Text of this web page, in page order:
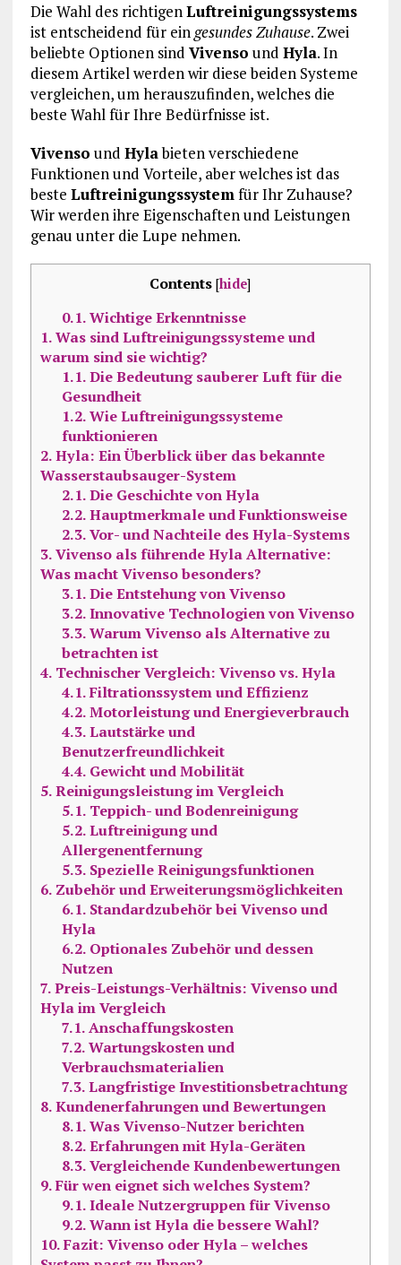
Die Wahl des richtigenLuftreinigungssystems
ist entscheidend für eingesundes Zuhause. Zwei
beliebte Optionen sind Vivenso und Hyla. In
diesem Artikel werden wir diese beiden Systeme
vergleichen, um herauszufinden, welches die
beste Wahl für Ihre Bedürfnisse ist.
Vivenso und Hylabieten verschiedene
Funktionen und Vorteile, aber welches ist das
beste Luftreinigungssystemfür Ihr Zuhause?
Wir werden ihre Eigenschaften und Leistungen
genau unter die Lupe nehmen.
Contents [hide]
0.1.Wichtige Erkenntnisse
1.Was sind Luftreinigungssysteme und
warum sind sie wichtig?
1.1.Die Bedeutung sauberer Luft für die
Gesundheit
1.2.Wie Luftreinigungssysteme
funktionieren
2.Hyla: Ein Überblick über das bekannte
Wasserstaubsauger-System
2.1.Die Geschichte von Hyla
2.2.Hauptmerkmale und Funktionsweise
2.3.Vor- und Nachteile des Hyla-Systems
3.Vivenso als führende Hyla Alternative:
Was macht Vivenso besonders?
3.1.Die Entstehung von Vivenso
3.2.Innovative Technologien von Vivenso
3.3.Warum Vivenso als Alternative zu
betrachten ist
4.Technischer Vergleich: Vivenso vs. Hyla
4.1.Filtrationssystem und Effizienz
4.2.Motorleistung und Energieverbrauch
4.3.Lautstärke und
Benutzerfreundlichkeit
4.4.Gewicht und Mobilität
5.Reinigungsleistung im Vergleich
5.1.Teppich- und Bodenreinigung
5.2.Luftreinigung und
Allergenentfernung
5.3.Spezielle Reinigungsfunktionen
6.Zubehör und Erweiterungsmöglichkeiten
6.1.Standardzubehör bei Vivenso und
Hyla
6.2.Optionales Zubehör und dessen
Nutzen
7.Preis-Leistungs-Verhältnis: Vivenso und
Hyla im Vergleich
7.1.Anschaffungskosten
7.2.Wartungskosten und
Verbrauchsmaterialien
7.3.Langfristige Investitionsbetrachtung
8.Kundenerfahrungen und Bewertungen
8.1.Was Vivenso-Nutzer berichten
8.2.Erfahrungen mit Hyla-Geräten
8.3.Vergleichende Kundenbewertungen
9.Für wen eignet sich welches System?
9.1.Ideale Nutzergruppen für Vivenso
9.2.Wann ist Hyla die bessere Wahl?
10.Fazit: Vivenso oder Hyla – welches